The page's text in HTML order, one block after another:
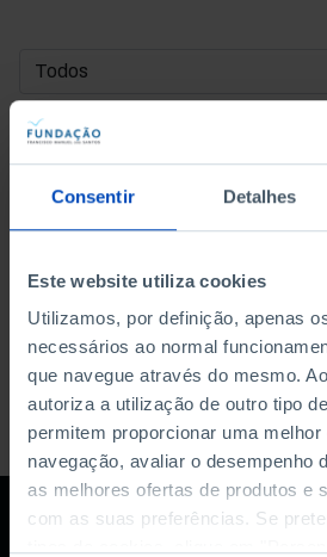
Consentir Detalhes
Este website utiliza cookies
Utilizamos, por definição, apenas
necessários ao normal
que navegue através do mesmo.
autoriza a utilização de outro tipo
permitem proporcionar uma melhor
navegação, avaliar o desempenho
as melhores ofertas de produtos e
com as suas preferências. Se
DATA DE INÍCIO
DATA DE FIM